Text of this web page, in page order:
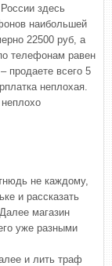
здесь
наибольшей
22500 руб, а
телефонам равен
продаете всего 5
неплохая.
не каждому,
и рассказать
магазин
уже разными
и лить траф